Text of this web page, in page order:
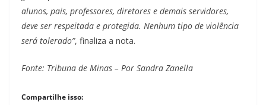
alunos, pais, professores, diretores e demais servidores,
deve ser respeitada e protegida. Nenhum tipo de violência
será tolerado”, finaliza a nota.
Fonte: Tribuna de Minas – Por Sandra Zanella
Compartilhe isso: